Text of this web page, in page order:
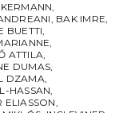
,
, BAK IMRE,
BUETTI,
,
ATTILA,
DUMAS,
DZAMA,
HASSAN,
ELIASSON,